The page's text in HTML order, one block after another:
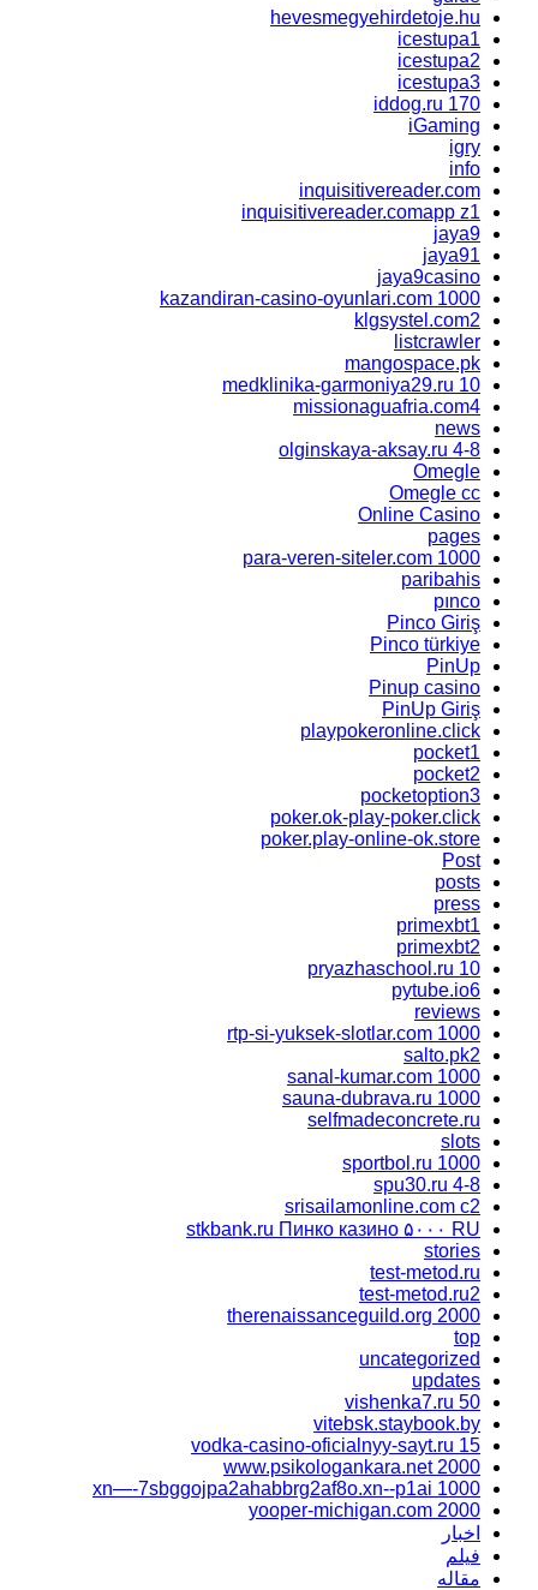
hevesmegyehirdetoje.hu
icestupa1
icestupa2
icestupa3
iddog.ru 170
iGaming
igry
info
inquisitivereader.com
inquisitivereader.comapp z1
jaya9
jaya91
jaya9casino
kazandiran-casino-oyunlari.com 1000
klgsystel.com2
listcrawler
mangospace.pk
medklinika-garmoniya29.ru 10
missionaguafria.com4
news
olginskaya-aksay.ru 4-8
Omegle
Omegle cc
Online Casino
pages
para-veren-siteler.com 1000
paribahis
pınco
Pinco Giriş
Pinco türkiye
PinUp
Pinup casino
PinUp Giriş
playpokeronline.click
pocket1
pocket2
pocketoption3
poker.ok-play-poker.click
poker.play-online-ok.store
Post
posts
press
primexbt1
primexbt2
pryazhaschool.ru 10
pytube.io6
reviews
rtp-si-yuksek-slotlar.com 1000
salto.pk2
sanal-kumar.com 1000
sauna-dubrava.ru 1000
selfmadeconcrete.ru
slots
sportbol.ru 1000
spu30.ru 4-8
srisailamonline.com c2
stkbank.ru Пинко казино ۵۰۰۰ RU
stories
test-metod.ru
test-metod.ru2
therenaissanceguild.org 2000
top
uncategorized
updates
vishenka7.ru 50
vitebsk.staybook.by
vodka-casino-oficialnyy-sayt.ru 15
www.psikologankara.net 2000
xn—-7sbggojpa2ahabbrg2af8o.xn--p1ai 1000
yooper-michigan.com 2000
اخبار
فیلم
مقاله